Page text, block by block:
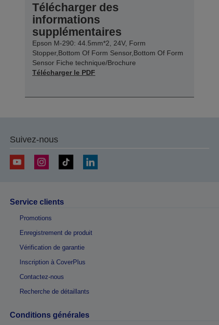
Télécharger des
informations
supplémentaires
Epson M-290: 44.5mm*2, 24V, Form
Stopper,Bottom Of Form Sensor,Bottom Of Form
Sensor Fiche technique/Brochure
Télécharger le PDF
Suivez-nous
Service clients
Promotions
Enregistrement de produit
Vérification de garantie
Inscription à CoverPlus
Contactez-nous
Recherche de détaillants
Conditions générales